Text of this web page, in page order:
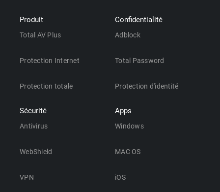
Produit
Total AV Plus
Protection Internet
Protection totale
Sécurité
Antivirus
WebShield
VPN
Confidentialité
Adblock
Total Password
Protection d'identité
Apps
Windows
MAC OS
iOS